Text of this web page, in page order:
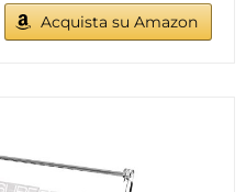
Acquista su Amazon